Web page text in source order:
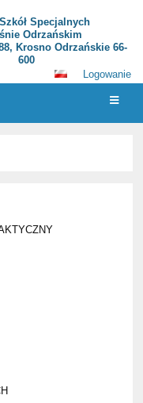
Specjalnych
Odrzańskim
Krosno Odrzańskie 66-
600
Logowanie